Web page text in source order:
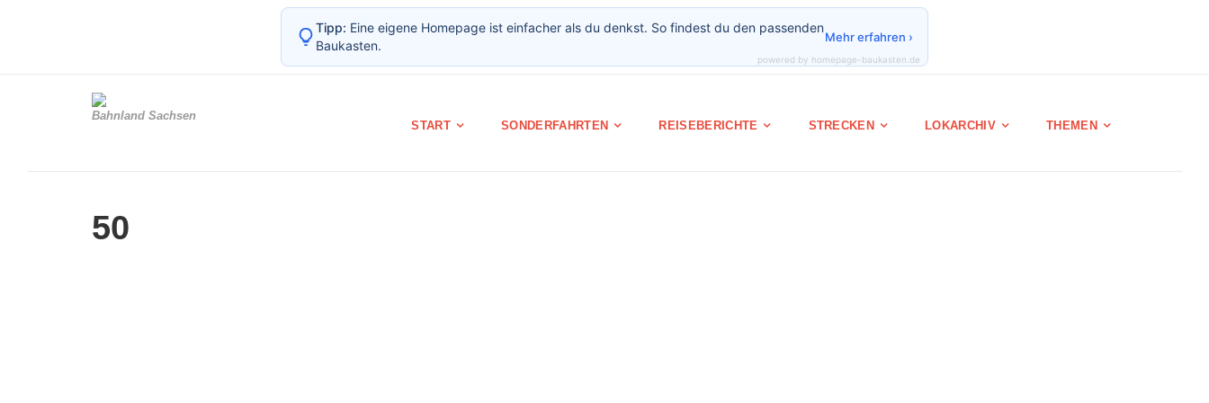
Bahnland Sachsen
START SONDERFAHRTEN REISEBERICHTE STRECKEN LOKARCHIV THEMEN
50
Tipp: Eine eigene Homepage ist einfacher als du denkst. So findest du den passenden
Baukasten.
Mehr erfahren ›
powered by homepage-baukasten.de